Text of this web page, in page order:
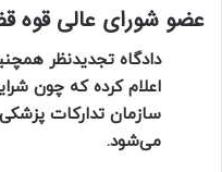
عضو شورای عالی قوه
دادگاه تجدیدنظر
اعلام کرده که چون
سازمان تدارکات
می‌شود.